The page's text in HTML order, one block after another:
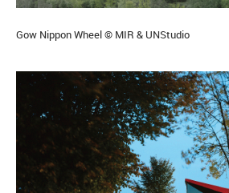
Gow Nippon Wheel © MIR & UNStudio